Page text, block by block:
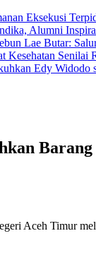
Eksekusi
Alumni
Lae Butar:
Kesehatan Senilai
Edy Widodo
Aceh Timur